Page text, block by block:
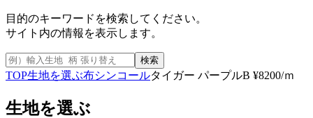
目的のキーワードを検索してください。
サイト内の情報を表示します。
検索
TOP生地を選ぶ布シンコールタイガー パープルB ¥8200/ｍ
生地を選ぶ